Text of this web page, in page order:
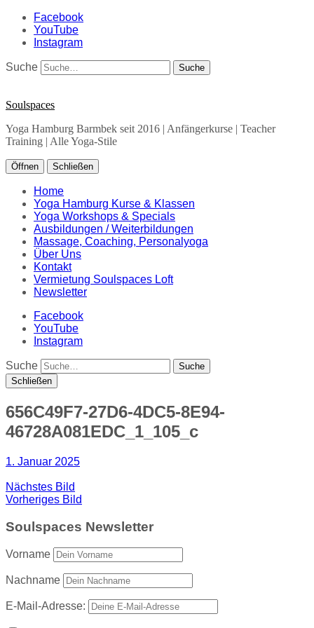
Facebook
YouTube
Instagram
Suche
Soulspaces
Yoga Hamburg Barmbek seit 2016 | Anfängerkurse | Teacher
Training | Alle Yoga-Stile
Öffnen Schließen
Home
Yoga Hamburg Kurse & Klassen
Yoga Workshops & Specials
Ausbildungen / Weiterbildungen
Massage, Coaching, Personalyoga
Über Uns
Kontakt
Vermietung Soulspaces Loft
Newsletter
Facebook
YouTube
Instagram
Suche
Schließen
656C49F7-27D6-4DC5-8E94-
46728A081EDC_1_105_c
1. Januar 2025
Nächstes Bild
Vorheriges Bild
Soulspaces Newsletter
Vorname
Nachname
E-Mail-Adresse: